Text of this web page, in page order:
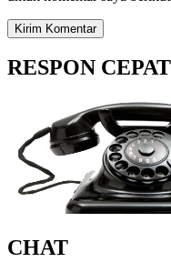
RESPON CEPAT
CHAT